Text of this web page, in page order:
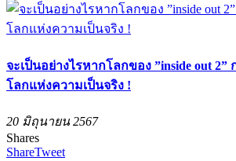
จะเป็นอย่างไรหากโลกของ ”inside out
โลกแห่งความเป็นจริง !
20 มิถุนายน 2567
Shares
ShareTweet